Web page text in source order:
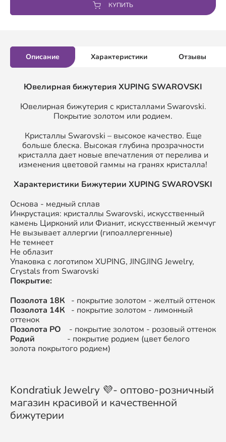
КУПИТЬ
Описание Характеристики Отзывы
Ювелирная бижутерия XUPING SWAROVSKI
Ювелирная бижутерия с кристаллами Swarovski.
Покрытие золотом или родием.
Кристаллы Swarovski – высокое качество. Еще
больше блеска. Высокая глубина прозрачности
кристалла дает новые впечатления от перелива и
изменения цветовой гаммы на гранях кристалла!
Характеристики Бижутерии XUPING SWAROVSKI
Основа - медный сплав
Инкрустация: кристаллы Swarovski, искусственный
камень Цирконий или Фианит, искусственный жемчуг
Не вызывает аллергии (гипоаллергенные)
Не темнеет
Не облазит
Упаковка с логотипом XUPING, JINGJING Jewelry,
Crystals from Swarovski
Покрытие:
Позолота 18К - покрытие золотом - желтый оттенок
Позолота 14К - покрытие золотом - лимонный
оттенок
Позолота РО
- покрытие золотом - розовый оттенок
Родий - покрытие родием (цвет белого
золота покрытого родием)
Kondratiuk Jewelry 💜- оптово-розничный
магазин красивой и качественной
бижутерии